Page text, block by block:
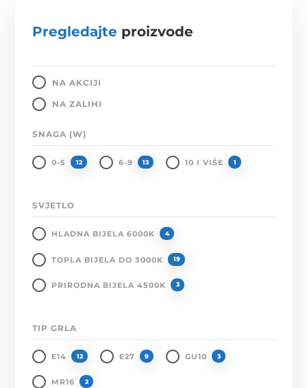
Pregledajte proizvode
NA AKCIJI
NA ZALIHI
SNAGA (W)
0-5 12 6-9 13 10 I VIŠE 1
SVJETLO
HLADNA BIJELA 6000K 4
TOPLA BIJELA DO 3000K 19
PRIRODNA BIJELA 4500K 3
TIP GRLA
E14 12 E27 9 GU10 3
MR16 2